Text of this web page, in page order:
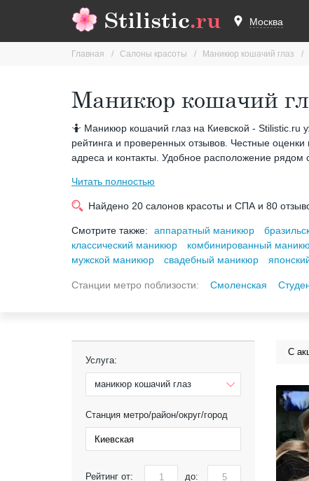
Stilistic.ru Москва
Главная Салоны красоты Маникюр кошачий глаз
Маникюр кошачий
🤷 Маникюр кошачий глаз на Киевской - Stilistic.ru
рейтинга и проверенных отзывов. Честные
адреса и контакты. Удобное расположение рядом
Читать полностью
Найдено 20 салонов красоты и СПА и 80
Смотрите также: аппаратный маникюр
классический маникюр
комбинированный
мужской маникюр
свадебный маникюр
Станции метро поблизости: Смоленская
Услуга:
маникюр кошачий глаз
Станция метро/район/округ/город
Рейтинг от: до:
С